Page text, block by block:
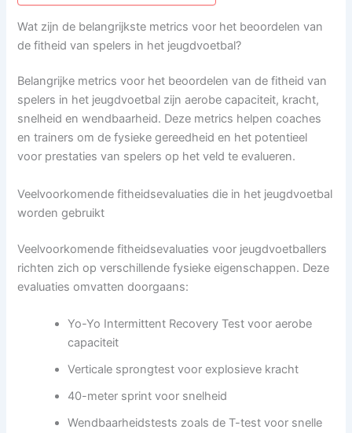
Wat zijn de belangrijkste metrics voor het beoordelen van
de fitheid van spelers in het jeugdvoetbal?
Belangrijke metrics voor het beoordelen van de fitheid van
spelers in het jeugdvoetbal zijn aerobe capaciteit, kracht,
snelheid en wendbaarheid. Deze metrics helpen coaches
en trainers om de fysieke gereedheid en het potentieel
voor prestaties van spelers op het veld te evalueren.
Veelvoorkomende fitheidsevaluaties die in het jeugdvoetbal
worden gebruikt
Veelvoorkomende fitheidsevaluaties voor jeugdvoetballers
richten zich op verschillende fysieke eigenschappen. Deze
evaluaties omvatten doorgaans:
Yo-Yo Intermittent Recovery Test voor aerobe
capaciteit
Verticale sprongtest voor explosieve kracht
40-meter sprint voor snelheid
Wendbaarheidstests zoals de T-test voor snelle